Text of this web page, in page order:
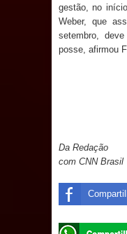
Mari
gestão, no
Weber, que
setembro,
posse, afirmou
Da Redação
com CNN Brasil